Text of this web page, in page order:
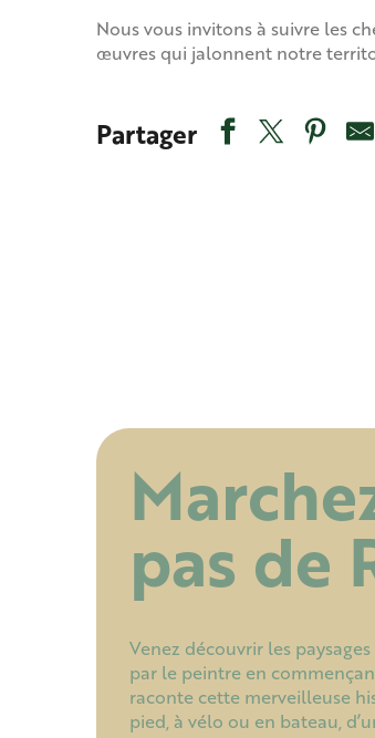
Nous vous invitons à suivre les
œuvres qui jalonnent notre
Partager
pas de
Venez découvrir les
par le peintre en
raconte cette merveilleuse
pied, à vélo ou en bateau,